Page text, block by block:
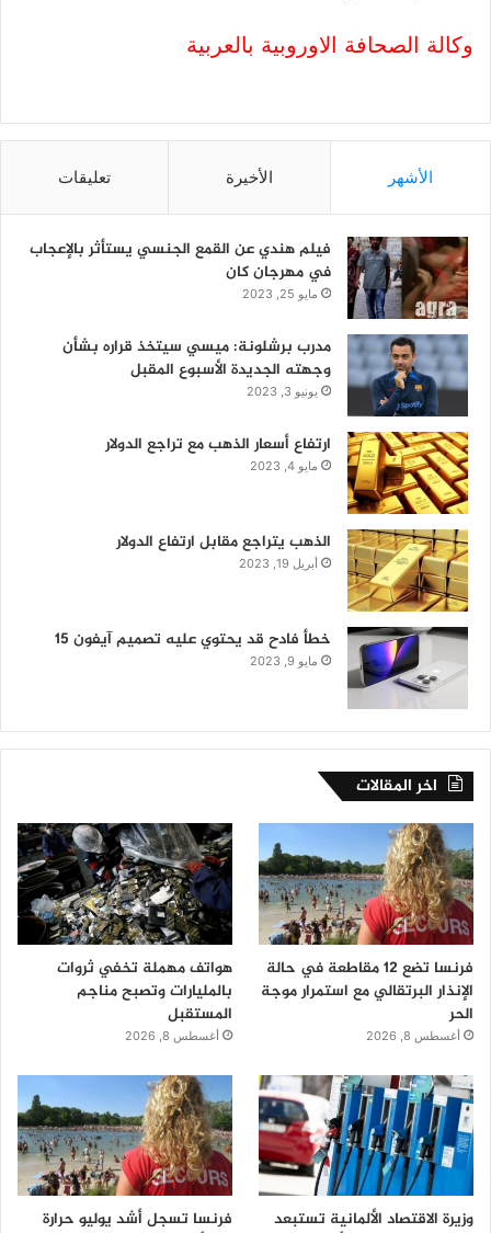
وكالة الصحافة الاوروبية بالعربية
الأشهر الأخيرة تعليقات
فيلم هندي عن القمع الجنسي يستأثر بالإعجاب
في مهرجان كان
مايو 25, 2023
مدرب برشلونة: ميسي سيتخذ قراره بشأن
وجهته الجديدة الأسبوع المقبل
يونيو 3, 2023
ارتفاع أسعار الذهب مع تراجع الدولار
مايو 4, 2023
الذهب يتراجع مقابل ارتفاع الدولار
أبريل 19, 2023
خطأ فادح قد يحتوي عليه تصميم آيفون 15
مايو 9, 2023
اخر المقالات
فرنسا تضع 12 مقاطعة في حالة
الإنذار البرتقالي مع استمرار موجة
الحر
أغسطس 8, 2026
هواتف مهملة تخفي ثروات
بالمليارات وتصبح مناجم
المستقبل
أغسطس 8, 2026
وزيرة الاقتصاد الألمانية تستبعد
فرنسا تسجل أشد يوليو حرارة